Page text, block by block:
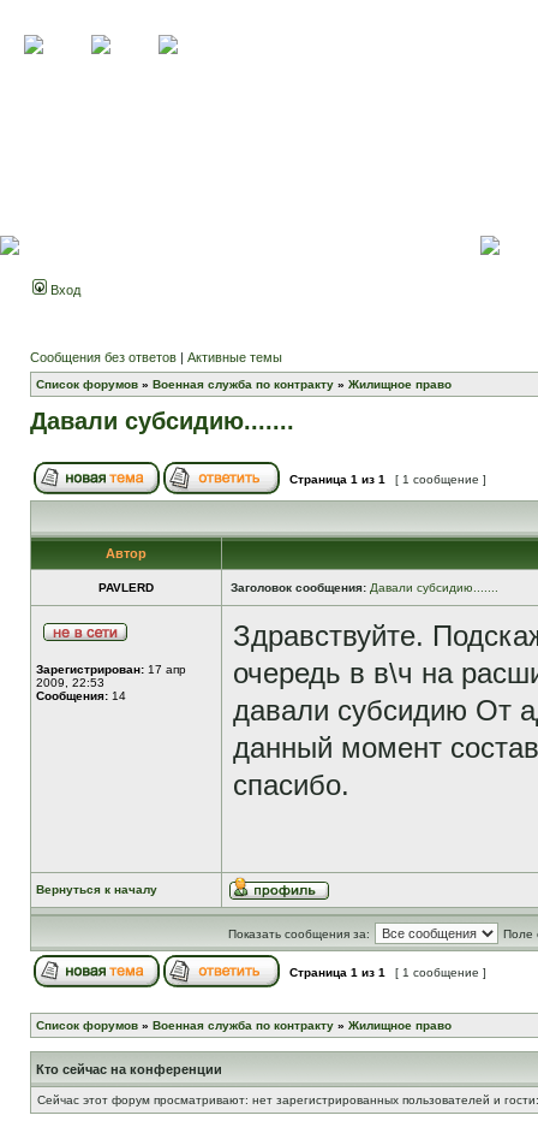
Вход
Сообщения без ответов | Активные темы
Список форумов » Военная служба по контракту » Жилищное право
Давали субсидию.......
Страница 1 из 1 [ 1 сообщение ]
Автор
PAVLERD Заголовок сообщения: Давали субсидию.......
Зарегистрирован: 17 апр
2009, 22:53
Сообщения: 14
Здравствуйте.
очередь в в\ч на
давали субсидию От
данный момент
спасибо.
Вернуться к началу
Показать сообщения за: Поле
Страница 1 из 1 [ 1 сообщение ]
Список форумов » Военная служба по контракту » Жилищное право
Кто сейчас на конференции
Сейчас этот форум просматривают: нет зарегистрированных пользователей и